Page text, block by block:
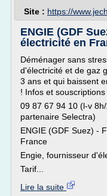
Site : https://
ENGIE (GDF
électricité en
Déménager sans
d'électricité et de gaz
3 ans et qui baissent
! Infos et souscriptions
09 87 67 94 10 (l-v
partenaire Selectra)
ENGIE (GDF Suez) -
France
Engie, fournisseur
Tarif...
Lire la suite